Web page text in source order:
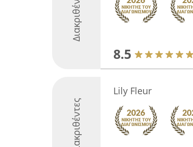
Διακριθέντες
8.5
Διακριθέντες
Lily Fleur